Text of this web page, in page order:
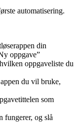
automatisering.
din
oppgave”
oppgaveliste du
du vil bruke,
som
fungerer, og slå